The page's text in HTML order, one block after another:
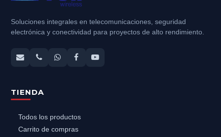
Soluciones integrales en telecomunicaciones, seguridad
electrónica y conectividad para proyectos de alto rendimiento.
TIENDA
Todos los productos
Carrito de compras